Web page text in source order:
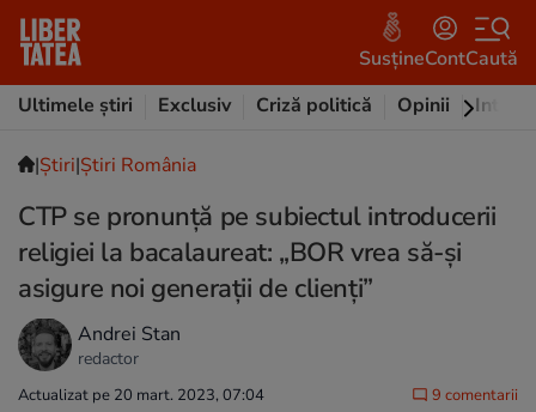
SusțineContCaută
Ultimele știri
Exclusiv Criză politică Opinii
|Ştiri|Știri România
CTP se pronunță pe subiectul introducerii
religiei la bacalaureat: „BOR vrea să-și
asigure noi generații de clienți”
Andrei Stan
redactor
Actualizat pe 20 mart. 2023, 07:04 9 comentarii